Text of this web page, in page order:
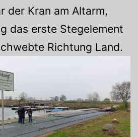
der Kran am Altarm,
das erste Stegelement
Richtung Land.